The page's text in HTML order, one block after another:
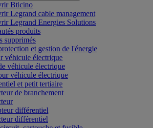
Bticino
Legrand cable management
Legrand Energies Solutions
produits
supprimés
et gestion de l'énergie
véhicule électrique
véhicule électrique
véhicule électrique
et petit tertiaire
de branchement
différentiel
différentiel